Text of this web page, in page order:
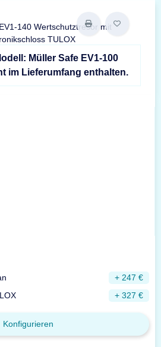
Müller Safe EV1-100
im Lieferumfang enthalten.
+ 247 €
+ 327 €
Konfigurieren